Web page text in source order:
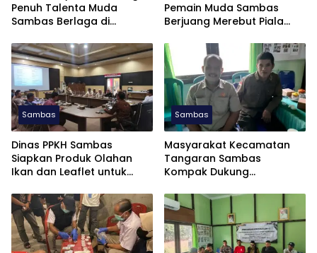
Penuh Talenta Muda
Sambas Berlaga di
Pemain Muda Sambas
Berjuang Merebut Piala
Jatim
Sambas
Dinas PPKH Sambas
Siapkan Produk Olahan
Ikan dan Leaflet untuk
Sambas
Masyarakat Kecamatan
Tangaran Sambas
Kompak Dukung
III untuk Perkuat Aspirasi
Perbatasan